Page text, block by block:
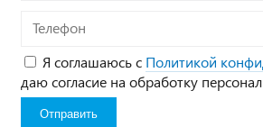
Телефон
Я соглашаюсь с Политикой
даю согласие на обработку